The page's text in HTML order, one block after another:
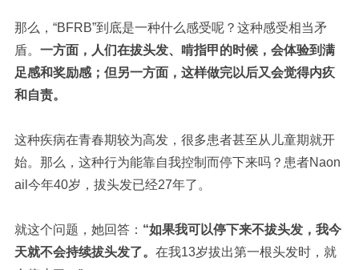
那么，“BFRB”到底是一种什么感受呢？ 这种感受相当矛
盾。 一方面，人们在拔头发、啃指甲的时候，会体验到满
足感和奖励感；但另一方面，这样做完以后又会觉得内疚
和自责。
这种疾病在青春期较为高发，很多患者甚至从儿童期就开
始。那么，这种行为能靠自我控制而停下来吗？患者Naon
ail今年40岁，拔头发已经27年了。
就这个问题，她回答： “如果我可以停下来不拔头发，我今
天就不会持续拔头发了。 在我13岁拔出第一根头发时，就